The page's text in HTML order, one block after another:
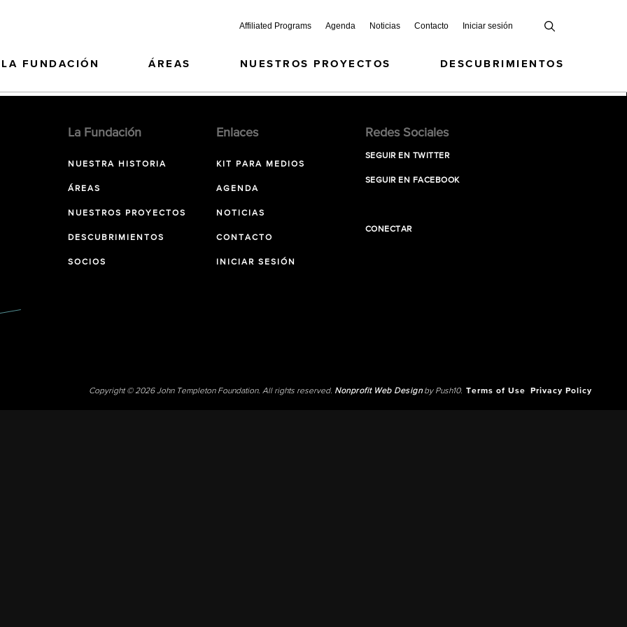
Affiliated Programs Agenda Noticias Contacto Iniciar sesión
LA FUNDACIÓN ÁREAS NUESTROS PROYECTOS DESCUBRIMIENTOS
La Fundación
NUESTRA HISTORIA
ÁREAS
NUESTROS PROYECTOS
DESCUBRIMIENTOS
SOCIOS
Enlaces
KIT PARA MEDIOS
AGENDA
NOTICIAS
CONTACTO
INICIAR SESIÓN
Redes Sociales
SEGUIR EN TWITTER
SEGUIR EN FACEBOOK
CONECTAR
Copyright © 2026 John Templeton Foundation. All rights reserved. Nonprofit Web Designby Push10. Terms of Use Privacy Policy